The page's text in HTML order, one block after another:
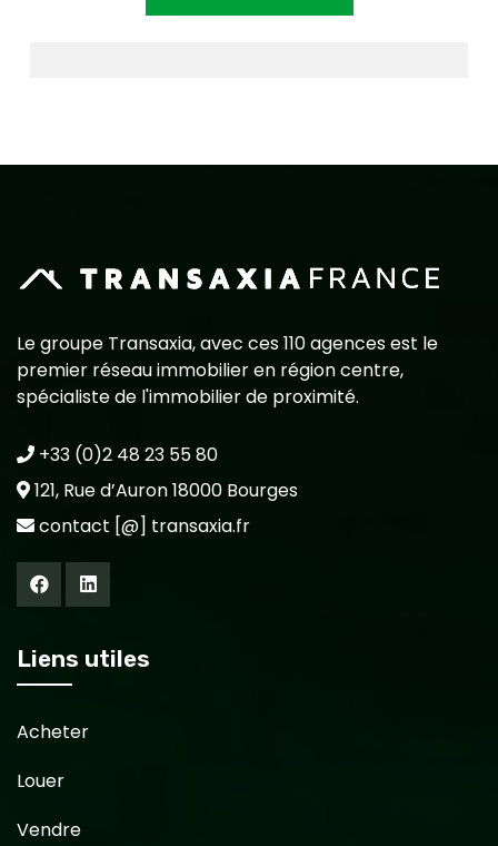
Le groupe Transaxia, avec ces 110 agences est le
premier réseau immobilier en région centre,
spécialiste de l'immobilier de proximité.
+33 (0)2 48 23 55 80
121, Rue d’Auron 18000 Bourges
contact [@] transaxia.fr
Liens utiles
Acheter
Louer
Vendre